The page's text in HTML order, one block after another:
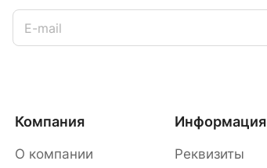
Компания
О компании
Информация
Реквизиты